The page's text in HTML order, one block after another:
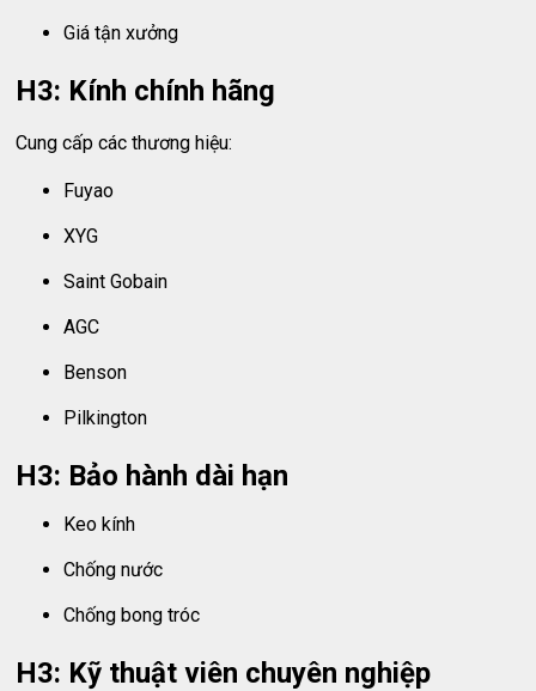
Giá tận xưởng
H3: Kính chính hãng
Cung cấp các thương hiệu:
Fuyao
XYG
Saint Gobain
AGC
Benson
Pilkington
H3: Bảo hành dài hạn
Keo kính
Chống nước
Chống bong tróc
H3: Kỹ thuật viên chuyên nghiệp